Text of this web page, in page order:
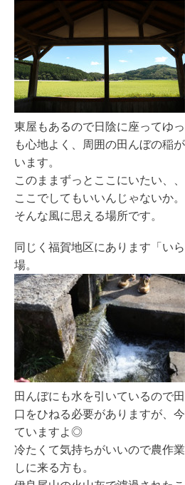
東屋もあるので日陰に座ってゆ
も心地よく、周囲の田んぼの稲
います。
このままずっとここにいたい、
ここでしてもいいんじゃないか。
そんな風に思える場所です。
同じく福賀地区にあります「い
場。
田んぼにも水を引いているので
口をひねる必要がありますが、
ていますよ◎
冷たくて気持ちがいいので農作
しに来る方も。